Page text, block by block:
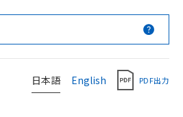
日本語 English PDF出力